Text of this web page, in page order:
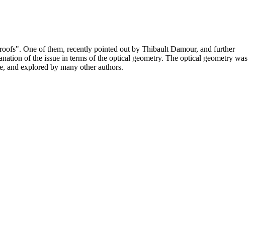
One of them, recently pointed out by Thibault Damour, and further
of the issue in terms of the optical geometry. The optical geometry was
and explored by many other authors.